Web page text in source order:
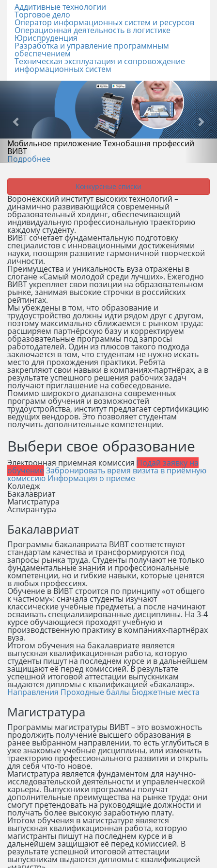
Аддитивные технологии
Торговое дело
Оператор информационных систем и ресурсов
Операционная деятельность в логистике
Юриспруденция
Разработка и управление программным
обеспечением
Техническая эксплуатация и сопровождение
информационных систем
Мобильное приложение Технобашня профессий
ВИВТ
Подробнее
Конкурсные списки
Воронежский институт высоких технологий –
динамично развивающийся современный
образовательный холдинг, обеспечивающий
индивидуальную профессиональную траекторию
каждому студенту.
ВИВТ сочетает фундаментальную подготовку
специалистов с инновационными достижениями
науки, поощряя развитие гармоничной творческой
личности.
Преимущества и уникальность вуза отражены в
слогане «Самый молодой среди лучших». Ежегодно
ВИВТ укрепляет свои позиции на образовательном
рынке, занимая высокие строчки в российских
рейтингах.
Мы убеждены в том, что образование и
трудоустройство должны идти рядом друг с другом,
поэтому максимально сближаемся с рынком труда:
расширяем партнёрскую базу и корректируем
образовательные программы под запросы
работодателей. Один из плюсов такого подхода
заключается в том, что студентам не нужно искать
место для прохождения практики. Ребята
закрепляют свои навыки в компаниях-партнёрах, а в
результате успешного решения рабочих задач
получают приглашение на собеседование.
Помимо широкого диапазона современных
программ обучения и возможностей
трудоустройства, институт предлагает сертификацию
ведущих вендоров. Это позволяет студентам
получить дополнительные компетенции.
Выбери свое образование
Электронная приемная комиссия Подай заявку на
обучениеЗабронировать время визита в приёмную
комиссию Информация о приеме
Колледж
Бакалавриат
Магистратура
Аспирантура
Бакалавриат
Программы бакалавриата ВИВТ соответствуют
стандартам качества и трансформируются под
запросы рынка труда. Студенты получают не только
фундаментальные знания и профессиональные
компетенции, но и гибкие навыки, которые ценятся
в любых профессиях.
Обучение в ВИВТ строится по принципу «от общего
к частному»: сначала студенты изучают
классические учебные предметы, а после начинают
осваивать специализированные дисциплины. На 3-4
курсе обучающиеся проходят учебную и
производственную практику в компаниях-партнёрах
вуза.
Итогом обучения на бакалавриате является
выпускная квалификационная работа, которую
студенты пишут на последнем курсе и в дальнейшем
защищают её перед комиссией. В результате
успешной итоговой аттестации выпускникам
выдаются дипломы с квалификацией «бакалавр».
Направления Проходные баллы Бюджетные места
Магистратура
Программы магистратуры ВИВТ – это возможность
продолжить получение высшего образования в
ранее выбранном направлении, то есть углубиться в
уже знакомые учебные дисциплины, или изменить
траекторию профессионального развития и открыть
для себя что-то новое.
Магистратура является фундаментом для научно-
исследовательской деятельности и управленческой
карьеры. Выпускники программы получат
дополнительные преимущества на рынке труда: они
смогут претендовать на руководящие должности и
получать более высокую заработную плату.
Итогом обучения в магистратуре является
выпускная квалификационная работа, которую
магистранты пишут на последнем курсе и в
дальнейшем защищают её перед комиссией. В
результате успешной итоговой аттестации
выпускникам выдаются дипломы с квалификацией